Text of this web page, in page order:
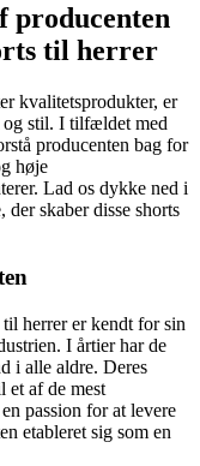
producenten
til herrer
kvalitetsprodukter, er
og stil. I tilfældet med
producenten bag for
høje
Lad os dykke ned i
skaber disse shorts
herrer er kendt for sin
I årtier har de
i alle aldre. Deres
et af de mest
passion for at levere
etableret sig som en